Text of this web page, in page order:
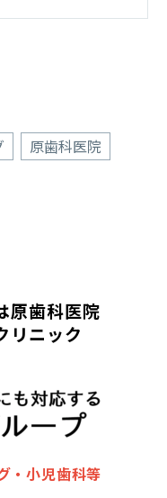
原歯科医院
原歯科医院
リニック
・小児歯科等